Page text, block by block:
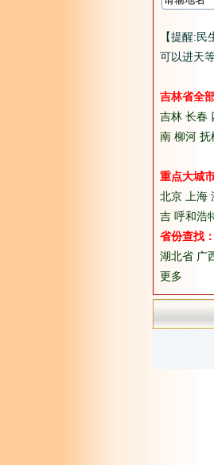
【提醒:
可以进天
吉林省全
吉林 长春
南 柳河 抚
重点大城
北京 上海
吉 呼和浩
省份查找：
湖北省 广
更多